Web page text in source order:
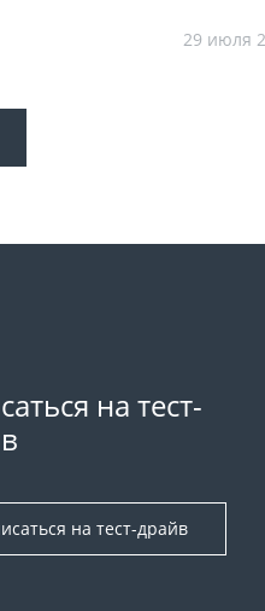
29 июля
на тест-
на тест-драйв